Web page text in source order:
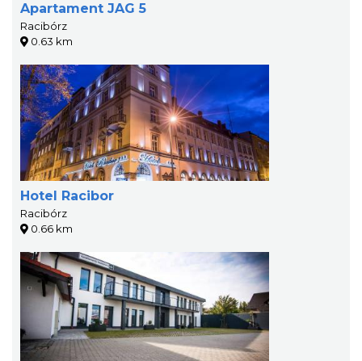
Apartament JAG 5
Racibórz
0.63 km
Hotel Racibor
Racibórz
0.66 km